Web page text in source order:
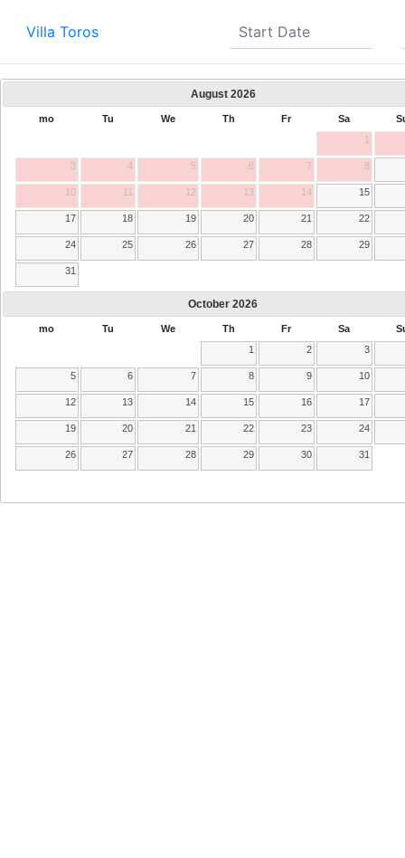
Villa Toros
August 2026
mo Tu We Th Fr Sa
1
3 4 5 6 7 8
10 11 12 13 14 15
17 18 19 20 21 22
24 25 26 27 28 29
31
October 2026
mo Tu We Th Fr Sa
1
2 3
5 6 7 8 9 10
12 13 14 15 16 17
19 20 21 22 23 24
26 27 28 29 30 31